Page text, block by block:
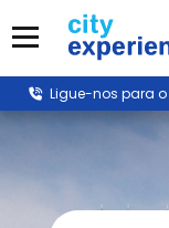
para
conteúdo
Menu
Ligue-nos para o